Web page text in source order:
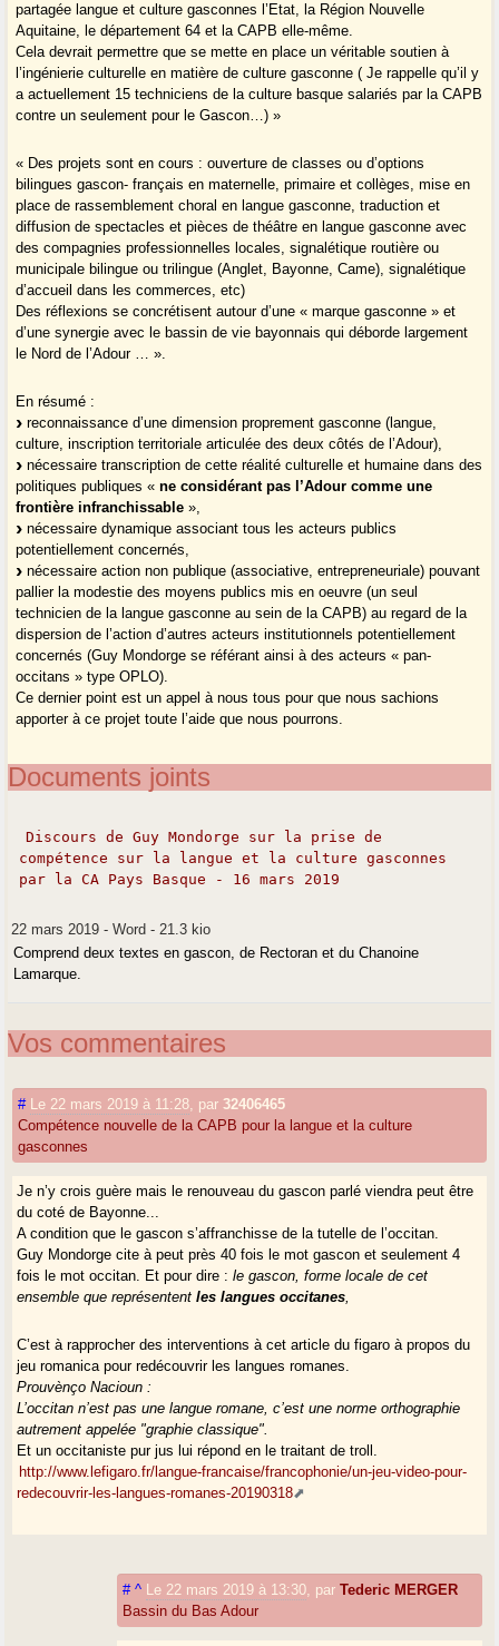
partagée langue et culture gasconnes l’Etat, la Région Nouvelle
Aquitaine, le département 64 et la CAPB elle-même.
Cela devrait permettre que se mette en place un véritable soutien à
l’ingénierie culturelle en matière de culture gasconne ( Je rappelle qu’il y
a actuellement 15 techniciens de la culture basque salariés par la CAPB
contre un seulement pour le Gascon…) »
« Des projets sont en cours : ouverture de classes ou d’options
bilingues gascon- français en maternelle, primaire et collèges, mise en
place de rassemblement choral en langue gasconne, traduction et
diffusion de spectacles et pièces de théâtre en langue gasconne avec
des compagnies professionnelles locales, signalétique routière ou
municipale bilingue ou trilingue (Anglet, Bayonne, Came), signalétique
d’accueil dans les commerces, etc)
Des réflexions se concrétisent autour d’une « marque gasconne » et
d’une synergie avec le bassin de vie bayonnais qui déborde largement
le Nord de l’Adour … ».
En résumé :
reconnaissance d’une dimension proprement gasconne (langue,
culture, inscription territoriale articulée des deux côtés de l’Adour),
nécessaire transcription de cette réalité culturelle et humaine dans des
politiques publiques «ne considérant pas l’Adour comme une
frontière infranchissable »,
nécessaire dynamique associant tous les acteurs publics
potentiellement concernés,
nécessaire action non publique (associative, entrepreneuriale) pouvant
pallier la modestie des moyens publics mis en oeuvre (un seul
technicien de la langue gasconne au sein de la CAPB) au regard de la
dispersion de l’action d’autres acteurs institutionnels potentiellement
concernés (Guy Mondorge se référant ainsi à des acteurs « pan-
occitans » type OPLO).
Ce dernier point est un appel à nous tous pour que nous sachions
apporter à ce projet toute l’aide que nous pourrons.
Documents joints
Discours de Guy Mondorge sur la prise de
compétence sur la langue et la culture gasconnes
par la CA Pays Basque - 16 mars 2019
22 mars 2019 -Word - 21.3 kio
Comprend deux textes en gascon, de Rectoran et du Chanoine
Lamarque.
Vos commentaires
# Le 22 mars 2019 à 11:28, par32406465
Compétence nouvelle de la CAPB pour la langue et la culture
gasconnes
Je n’y crois guère mais le renouveau du gascon parlé viendra peut être
du coté de Bayonne...
A condition que le gascon s’affranchisse de la tutelle de l’occitan.
Guy Mondorge cite à peut près 40 fois le mot gascon et seulement 4
fois le mot occitan. Et pour dire :le gascon, forme locale de cet
ensemble que représentent les langues occitanes,
C’est à rapprocher des interventions à cet article du figaro à propos du
jeu romanica pour redécouvrir les langues romanes.
Prouvènço Nacioun :
L’occitan n’est pas une langue romane, c’est une norme orthographie
autrement appelée "graphie classique".
Et un occitaniste pur jus lui répond en le traitant de troll.
http://www.lefigaro.fr/langue-francaise/francophonie/un-jeu-video-pour-
redecouvrir-les-langues-romanes-20190318
# ^ Le 22 mars 2019 à 13:30, parTederic MERGER
Bassin du Bas Adour